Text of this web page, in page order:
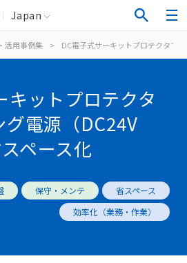
Japan
活用事例集 > DC電子式サーキットプロテクタで
キットプロテクタ
電源（DC24V
ペース化
保守・メンテ
省スペース
効率化（業務・作業）